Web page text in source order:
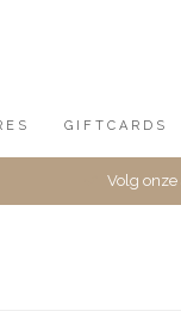
GIFTCARDS
Volg